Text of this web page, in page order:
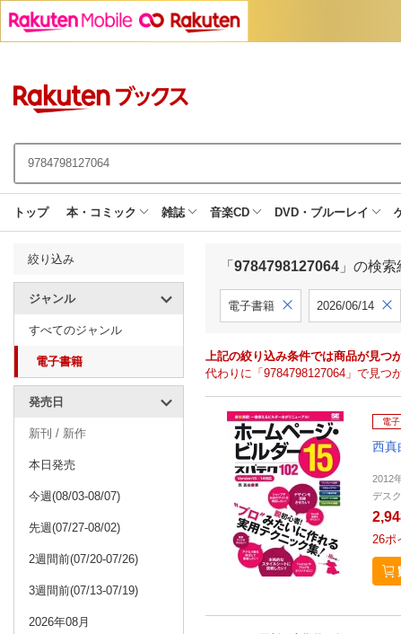
トップ 本・コミック 雑誌 音楽CD DVD・ブルーレイ
絞り込み
ジャンル
すべてのジャンル
電子書籍
発売日
新刊 / 新作
本日発売
今週(08/03-08/07)
先週(07/27-08/02)
2週間前(07/20-07/26)
3週間前(07/13-07/19)
2026年08月
「 9784798127064 」の検
電子書籍 2026/06/14
上記の絞り込み条件では商品が見つ
代わりに「9784798127064」で見つ
電子
西真
2012
デス
26ポ